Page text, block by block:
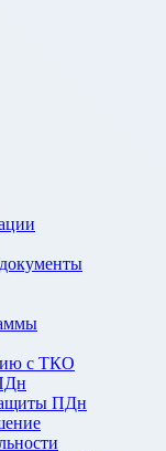
с ТКО
ПДн